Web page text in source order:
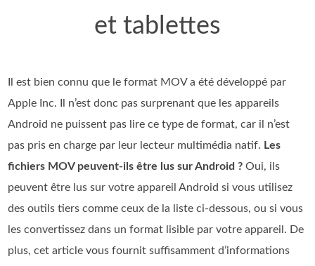
et tablettes
Il est bien connu que le format MOV a été développé par
Apple Inc. Il n’est donc pas surprenant que les appareils
Android ne puissent pas lire ce type de format, car il n’est
pas pris en charge par leur lecteur multimédia natif. Les
fichiers MOV peuvent‑ils être lus sur Android ? Oui, ils
peuvent être lus sur votre appareil Android si vous utilisez
des outils tiers comme ceux de la liste ci‑dessous, ou si vous
les convertissez dans un format lisible par votre appareil. De
plus, cet article vous fournit suffisamment d’informations